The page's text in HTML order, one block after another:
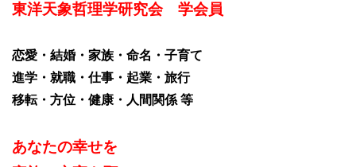
東洋天象哲理学研究会 学会員
恋愛・結婚・家族・命名・子育て
進学・就職・仕事・起業・旅行
移転・方位・健康・人間関係 等
あなたの幸せを